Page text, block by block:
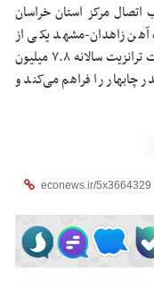
مرکز استان خراسان
زاهدان-مشهد یکی از
مهمترین کریدورهای ریلی کشور است که قابلیت ترانزیت سالانه ۷.۸ میلیون
چابهار را فراهم می‌کند و